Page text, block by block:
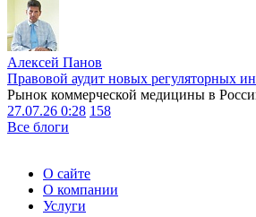
Алексей Панов
Правовой аудит новых регуляторных
Рынок коммерческой медицины в
27.07.26 0:28 158
Все блоги
О сайте
О компании
Услуги